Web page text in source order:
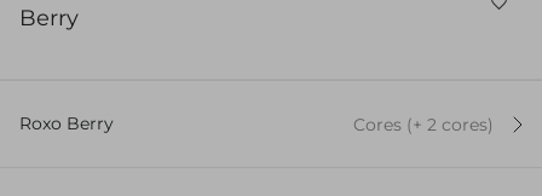
Berry
Roxo Berry Cores (+ 2 cores)